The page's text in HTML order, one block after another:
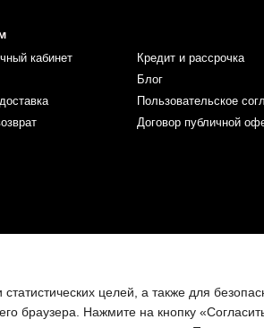
кабинет
Кредит и рассрочка
Блог
Пользовательское
Договор публичной
целей, а также для
браузера. Нажмите на кнопку